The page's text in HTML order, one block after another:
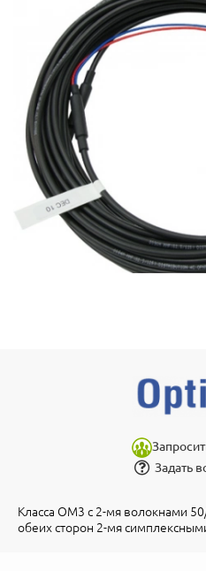
Задать
Класса OM3 с 2-мя волокнами
обеих сторон 2-мя